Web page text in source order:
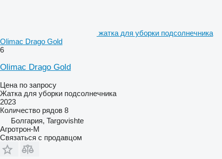
жатка для уборки подсолнечника
Olimac Drago Gold
6
Olimac Drago Gold
Цена по запросу
Жатка для уборки подсолнечника
2023
Количество рядов 8
Болгария, Targovishte
Агротрон-М
Связаться с продавцом